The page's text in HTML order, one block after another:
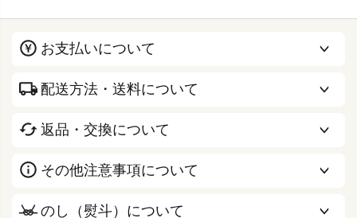
お支払いについて
配送方法・送料について
返品・交換について
その他注意事項について
のし（熨斗）について